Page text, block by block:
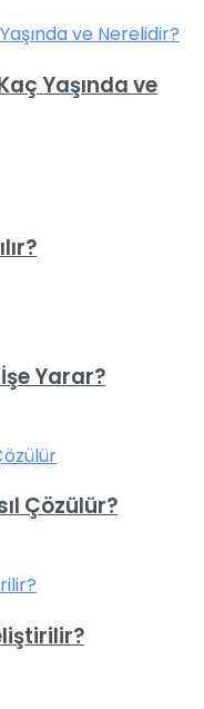
Yaşında ve
Yarar?
Çözülür?